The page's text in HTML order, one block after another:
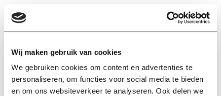
Wij maken gebruik van cookies
We gebruiken cookies om content en advertenties te
personaliseren, om functies voor social media te bieden
en om ons websiteverkeer te analyseren. Ook delen we
EN
edwin gerritsen